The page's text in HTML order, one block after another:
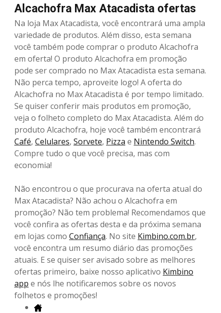
Alcachofra Max Atacadista ofertas
Na loja Max Atacadista, você encontrará uma ampla
variedade de produtos. Além disso, esta semana
você também pode comprar o produto Alcachofra
em oferta! O produto Alcachofra em promoção
pode ser comprado no Max Atacadista esta semana.
Não perca tempo, aproveite logo! A oferta do
Alcachofra no Max Atacadista é por tempo limitado.
Se quiser conferir mais produtos em promoção,
veja o folheto completo do Max Atacadista. Além do
produto Alcachofra, hoje você também encontrará
Café, Celulares, Sorvete, Pizza e Nintendo Switch.
Compre tudo o que você precisa, mas com
economia!
Não encontrou o que procurava na oferta atual do
Max Atacadista? Não achou o Alcachofra em
promoção? Não tem problema! Recomendamos que
você confira as ofertas desta e da próxima semana
em lojas como Confiança. No site Kimbino.com.br,
você encontra um resumo diário das promoções
atuais. E se quiser ser avisado sobre as melhores
ofertas primeiro, baixe nosso aplicativo Kimbino
app e nós lhe notificaremos sobre os novos
folhetos e promoções!